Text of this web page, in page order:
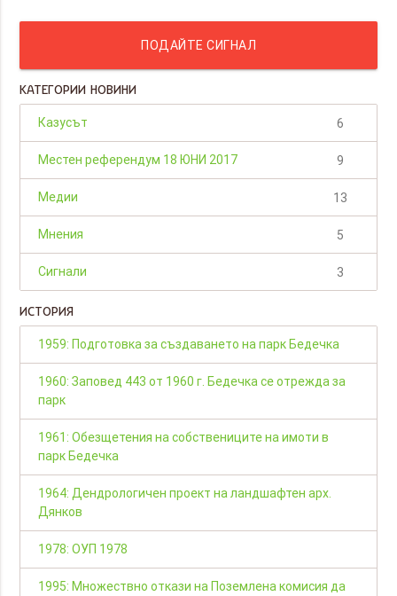
ПОДАЙТЕ СИГНАЛ
КАТЕГОРИИ НОВИНИ
Казусът 6
Местен референдум 18 ЮНИ 2017 9
Медии 13
Мнения 5
Сигнали 3
ИСТОРИЯ
1959: Подготовка за създаването на парк Бедечка
1960: Заповед 443 от 1960 г. Бедечка се отрежда за
парк
1961: Обезщетения на собствениците на имоти в
парк Бедечка
1964: Дендрологичен проект на ландшафтен арх.
Дянков
1978: ОУП 1978
1995: Множествно откази на Поземлена комисия да